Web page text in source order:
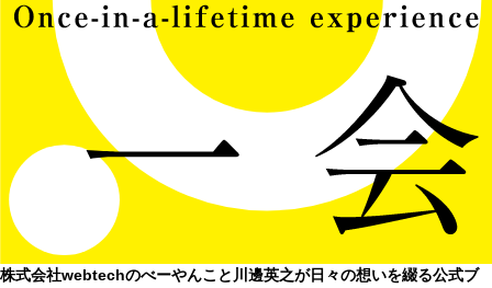
株式会社webtechのべーやんこと川邊英之が日々の想いを綴る公式ブ